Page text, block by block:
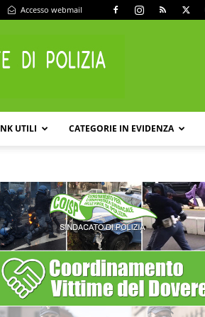
Accesso webmail
UTILI CATEGORIE IN EVIDENZA